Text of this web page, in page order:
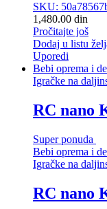
SKU:
1,480.00 din
Pročitajte još
Dodaj u listu
Uporedi
Bebi oprema i
Igračke na
RC nano
Super ponuda
Bebi oprema i
Igračke na
RC nano